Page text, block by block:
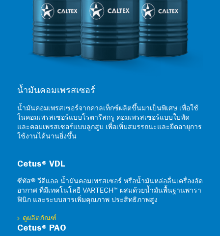
น้ำมันคอมเพรสเซอร์
น้ำมันคอมเพรสเซอร์จากคาลเท็กซ์ผลิตขึ้นมาเป็นพิเศษ เพื่อใช้
ในคอมเพรสเซอร์แบบโรตารีสกรู คอมเพรสเซอร์แบบใบพัด
และคอมเพรสเซอร์แบบลูกสูบ เพื่อเพิ่มสมรรถนะและยืดอายุการ
ใช้งานได้นานยิ่งขึ้น
Cetus® VDL
ซีทัส® วีดีแอล น้ำมันคอมเพรสเซอร์ หรือน้ำมันหล่อลื่นเครื่องอัด
อากาศ ที่มีเทคโนโลยี VARTECH™ ผสมด้วยน้ำมันพื้นฐานพารา
ฟินิก และระบบสารเพิ่มคุณภาพ ประสิทธิภาพสูง
ดูผลิตภัณฑ์
Cetus® PAO